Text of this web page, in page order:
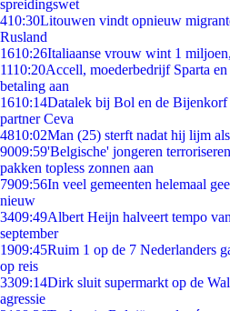
spreidingswet
410:30Litouwen vindt opnieuw
Rusland
1610:26Italiaanse vrouw wint 1
1110:20Accell, moederbedrijf Sparta
betaling aan
1610:14Datalek bij Bol en de
partner Ceva
4810:02Man (25) sterft nadat hij lijm
9009:59'Belgische' jongeren
pakken topless zonnen aan
7909:56In veel gemeenten helemaal
nieuw
3409:49Albert Heijn halveert tempo
september
1909:45Ruim 1 op de 7 Nederlanders
op reis
3309:14Dirk sluit supermarkt op de
agressie